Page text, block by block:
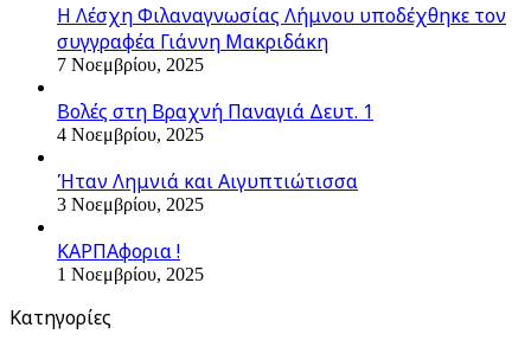
Η Λέσχη Φιλαναγνωσίας Λήμνου υποδέχθηκε τον
συγγραφέα Γιάννη Μακριδάκη
7 Νοεμβρίου, 2025
Βολές στη Βραχνή Παναγιά Δευτ. 1
4 Νοεμβρίου, 2025
Ήταν Λημνιά και Αιγυπτιώτισσα
3 Νοεμβρίου, 2025
ΚΑΡΠΑφορια !
1 Νοεμβρίου, 2025
Kατηγορίες